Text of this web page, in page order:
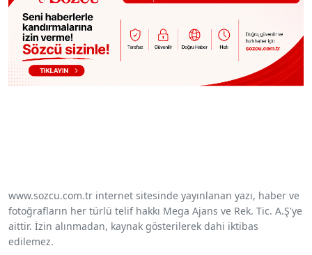
www.sozcu.com.tr internet sitesinde yayınlanan yazı, haber ve
fotoğrafların her türlü telif hakkı Mega Ajans ve Rek. Tic. A.Ş'ye
aittir. İzin alınmadan, kaynak gösterilerek dahi iktibas
edilemez.